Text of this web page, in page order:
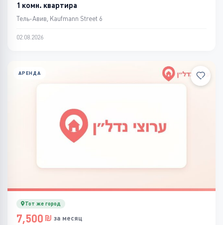
1 комн. квартира
Тель-Авив, Kaufmann Street 6
02.08.2026
АРЕНДА
Тот же город
7,500
за месяц